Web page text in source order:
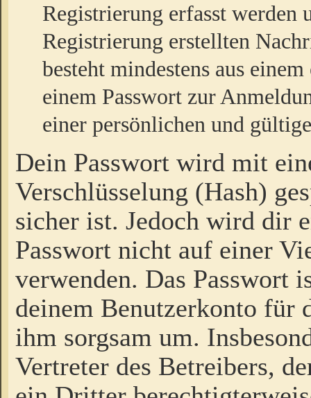
Registrierung erfasst werden
Registrierung erstellten
besteht mindestens aus
einem Passwort zur
einer persönlichen und
Dein Passwort wird mit
Verschlüsselung (Hash)
sicher ist. Jedoch wird dir
Passwort nicht auf einer
verwenden. Das Passwort
deinem Benutzerkonto für
ihm sorgsam um.
Vertreter des Betreibers,